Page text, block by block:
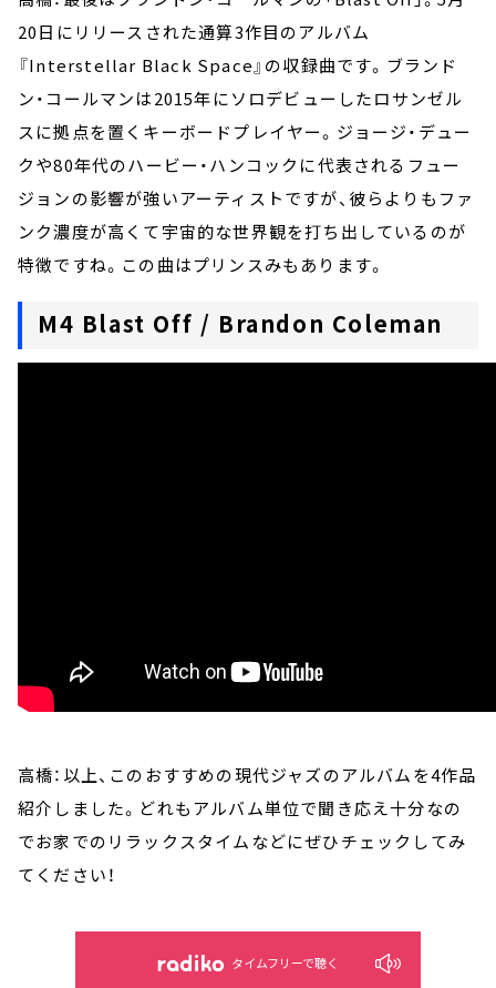
20日にリリースされた通算3作目のアルバム
『Interstellar Black Space』の収録曲です。ブランド
ン・コールマンは2015年にソロデビューしたロサンゼル
スに拠点を置くキーボードプレイヤー。ジョージ・デュー
クや80年代のハービー・ハンコックに代表されるフュー
ジョンの影響が強いアーティストですが、彼らよりもファ
ンク濃度が高くて宇宙的な世界観を打ち出しているのが
特徴ですね。この曲はプリンスみもあります。
M4 Blast Off / Brandon Coleman
高橋：以上、このおすすめの現代ジャズのアルバムを4作品
紹介しました。どれもアルバム単位で聞き応え十分なの
でお家でのリラックスタイムなどにぜひチェックしてみ
てください！
タイムフリーで聴く